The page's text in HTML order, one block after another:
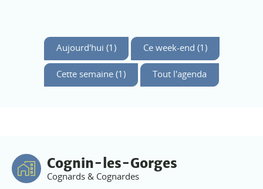
Aujourd'hui (1) Ce week-end (1)
Cette semaine (1) Tout l'agenda
Cognin-les-Gorges
Cognards & Cognardes